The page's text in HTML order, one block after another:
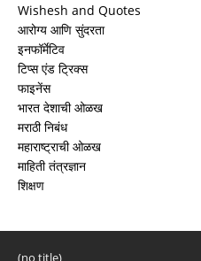
Wishesh and Quotes
आरोग्य आणि सुंदरता
इनफॉर्मेटिव
टिप्स एंड ट्रिक्स
फाइनेंस
भारत देशाची ओळख
मराठी निबंध
महाराष्ट्राची ओळख
माहिती तंत्रज्ञान
शिक्षण
(no title)